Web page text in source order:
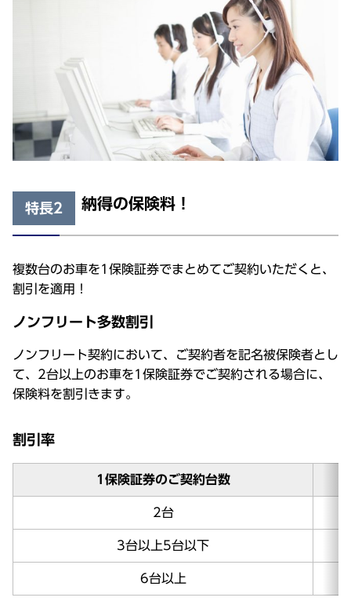
特長2 納得の保険料！
複数台のお車を1保険証券でまとめてご契約いただくと、
割引を適用！
ノンフリート多数割引
ノンフリート契約において、ご契約者を記名被保険者とし
て、2台以上のお車を1保険証券でご契約される場合に、
保険料を割引きます。
割引率
1保険証券のご契約台数
2台
3台以上5台以下
6台以上